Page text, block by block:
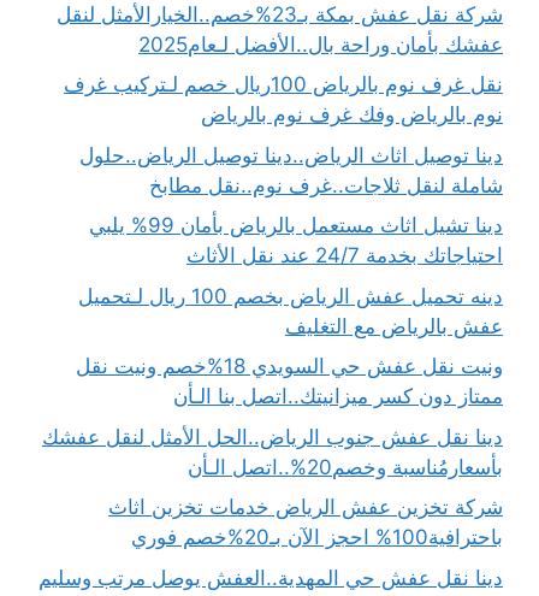
شركة نقل عفش بمكة بـ23%خصم..الخيارالأمثل لنقل
عفشك بأمان وراحة بال..الأفضل لـعام2025
نقل غرف نوم بالرياض 100ريال خصم لـتركيب غرف
نوم بالرياض وفك غرف نوم بالرياض
دينا توصيل اثاث الرياض..دينا توصيل الرياض..حلول
شاملة لنقل ثلاجات..غرف نوم..نقل مطابخ
دينا تشيل اثاث مستعمل بالرياض بأمان 99% يلبي
احتياجاتك بخدمة 24/7 عند نقل الأثاث
دينه تحميل عفش الرياض بخصم 100 ريال لـتحميل
عفش بالرياض مع التغليف
ونيت نقل عفش حي السويدي 18%خصم ونيت نقل
ممتاز دون كسر ميزانيتك..اتصل بنا الـأن
دينا نقل عفش جنوب الرياض..الحل الأمثل لنقل عفشك
بأسعارمُناسبة وخصم20%..اتصل الـأن
شركة تخزين عفش الرياض خدمات تخزين اثاث
باحترافية100% احجز الآن بـ20%خصم فوري
دينا نقل عفش حي المهدية..العفش يوصل مرتب وسليم